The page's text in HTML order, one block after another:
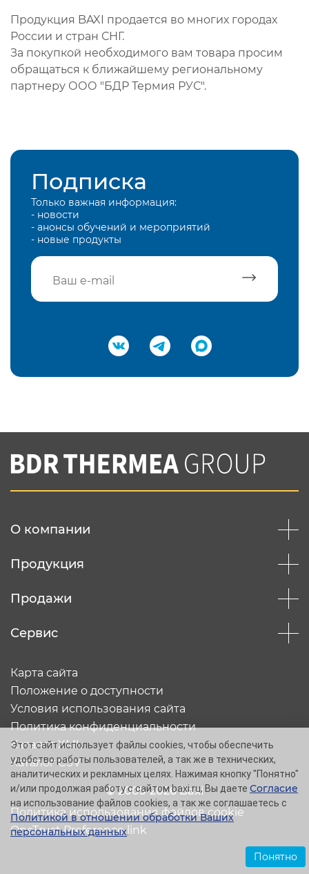
Продукция BAXI продается во многих городах
России и стран СНГ.
За покупкой необходимого вам товара просим
обращаться к ближайшему региональному
партнеру ООО "БДР Термия РУС".
Подписка
Только важная информация:
- новости
- анонсы обучений и мероприятий
- новые продукты
Подтвердить e-mail
Вы соглашаетесь с нашей политикой
конфеденциальности
О компании
Продукция
Продажи
Сервис
© 2005-2026 Baxi
Карта сайта
Положение о доступности
Условия использования сайта
Политика конфиденциальности
Каталог XML
Каталог CSV
Политика использования файлов cookie
OneTrust Preference link
Этот сайт использует файлы cookies, чтобы обеспечить
удобство работы пользователей, а так же в технических,
аналитических и рекламных целях. Нажимая кнопку "Понятно"
и/или продолжая работу с сайтом baxi.ru, Вы даете Согласие
на использование файлов cookies, а так же соглашаетесь с
Политикой в отношении обработки Ваших
персональных данных.
Понятно